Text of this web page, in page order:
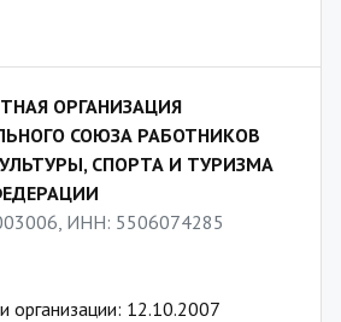
ОРГАНИЗАЦИЯ
СОЮЗА РАБОТНИКОВ
СПОРТА И ТУРИЗМА
ИНН: 5506074285
организации: 12.10.2007